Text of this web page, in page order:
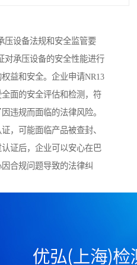
压设备法规和安全监管要
对承压设备的安全性能进行
益和安全。企业申请NR13
面的安全评估和检测，符
违规而面临的法律风险。
，可能面临产品被查封、
证后，企业可以安心在巴
合规问题导致的法律纠